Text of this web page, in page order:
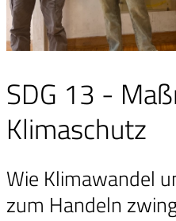
SDG 13 -
Klimaschutz
Wie Klimawandel
zum Handeln